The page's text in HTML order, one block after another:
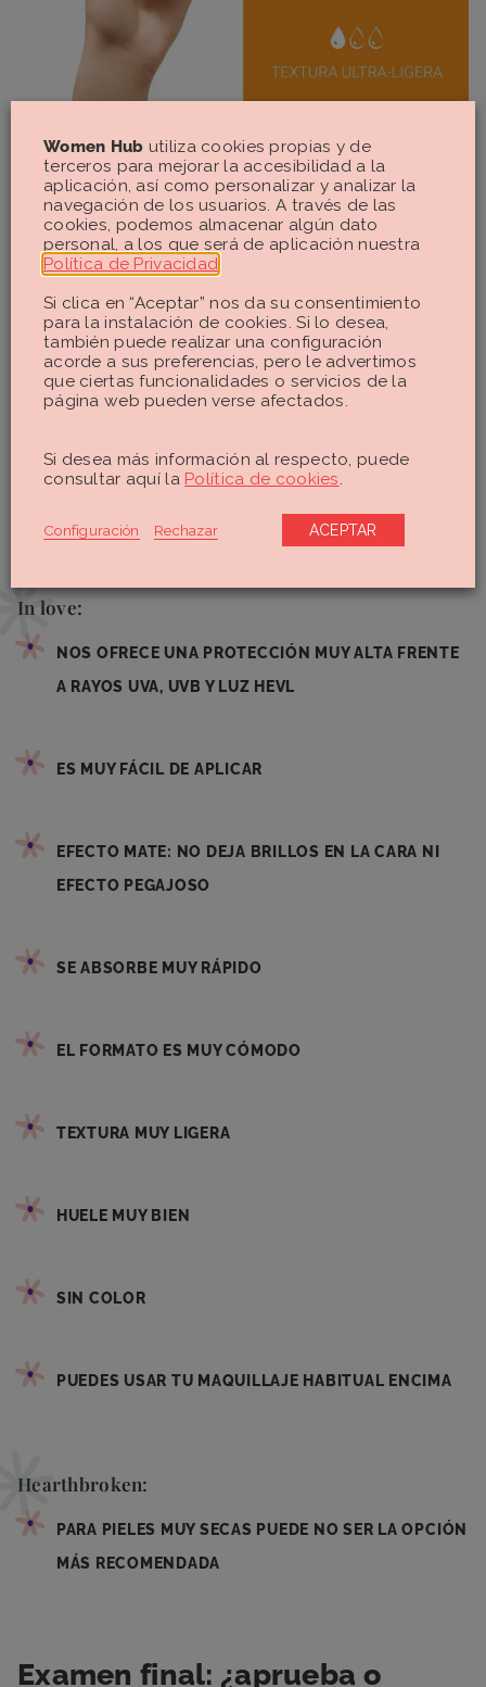
Cuenta con unaprotección elevada (SPF 50+)y
broncearme sin quemarme. Lo he usado tanto en Madrid
como en Andalucía e incluso me lo he llevado al Caribe (allí
hay que ser más insistente todavía porque el sol es muy
traicionero y te quemas en cuanto te despistes un segundo)
y no he llegado a quemarme como cuando se me olvida
todas tenemos un despiste).
No he notado ningún efecto secundarioy, en cuanto a sus
inconvenientes, en mi caso no puedeo destacar nada, pero
es muy importante que cada una conozcamos nuestro tipo
Lo mejor y lo peor del Eucerin
Sun Gel-Crema Oil Control Dry
Touch
In love:
NOS OFRECE UNA PROTECCIÓN MUY ALTA FRENTE
A RAYOS UVA, UVB Y LUZ HEVL
ES MUY FÁCIL DE APLICAR
EFECTO MATE: NO DEJA BRILLOS EN LA CARA NI
EFECTO PEGAJOSO
SE ABSORBE MUY RÁPIDO
EL FORMATO ES MUY CÓMODO
TEXTURA MUY LIGERA
HUELE MUY BIEN
SIN COLOR
PUEDES USAR TU MAQUILLAJE HABITUAL ENCIMA
Hearthbroken:
PARA PIELES MUY SECAS PUEDE NO SER LA OPCIÓN
MÁS RECOMENDADA
Examen final: ¿aprueba o
Women Hub utiliza cookies propias y de
terceros para mejorar la accesibilidad a la
aplicación, así como personalizar y analizar la
navegación de los usuarios. A través de las
cookies, podemos almacenar algún dato
personal, a los que será de aplicación nuestra
Política de Privacidad
Si clica en “Aceptar” nos da su consentimiento
para la instalación de cookies. Si lo desea,
también puede realizar una configuración
acorde a sus preferencias, pero le advertimos
que ciertas funcionalidades o servicios de la
página web pueden verse afectados.
Si desea más información al respecto, puede
consultar aquí la Política de cookies
Configuración Rechazar ACEPTAR